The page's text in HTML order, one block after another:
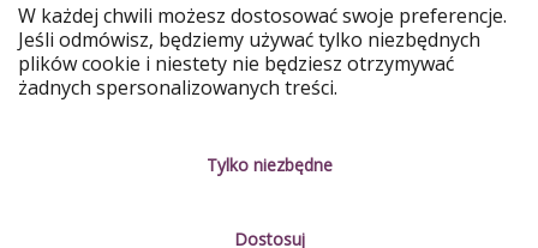
Nasza grupa
HolidayPirates Group
Poznaj nas! Informacje prawne
W każdej chwili możesz dostosować swoje preferencje.
Jeśli odmówisz, będziemy używać tylko niezbędnych
plików cookie i niestety nie będziesz otrzymywać
żadnych spersonalizowanych treści.
Tylko niezbędne
Dostosuj